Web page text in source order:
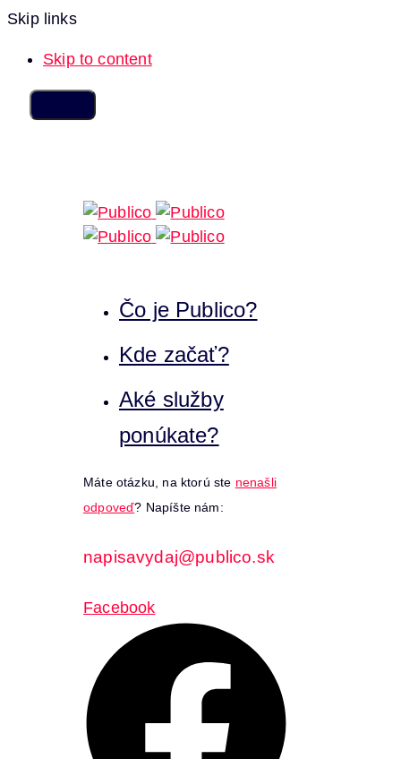
Skip links
Skip to content
Čo je Publico?
Kde začať?
Aké služby
ponúkate?
Máte otázku, na ktorú ste nenašli
odpoveď? Napíšte nám:
napisavydaj@publico.sk
Facebook